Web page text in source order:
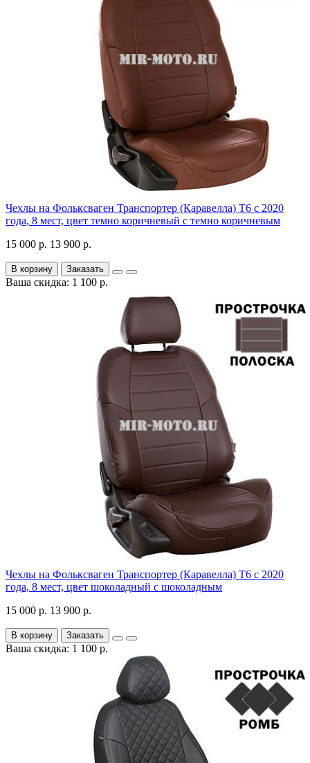
Чехлы на Фольксваген Транспортер (Каравелла) Т6 с 2020
года, 8 мест, цвет темно коричневый с темно коричневым
15 000 р. 13 900 р.
В корзину Заказать
Ваша скидка: 1 100 р.
Чехлы на Фольксваген Транспортер (Каравелла) Т6 с 2020
года, 8 мест, цвет шоколадный с шоколадным
15 000 р. 13 900 р.
В корзину Заказать
Ваша скидка: 1 100 р.